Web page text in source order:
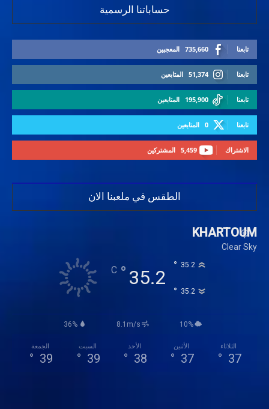
حساباتنا الرسمية
735,660 المعجبين تابعنا
51,374 المتابعين تابعنا
195,900 المتابعين تابعنا
0 المتابعين تابعنا
5,459 المشتركين الاشتراك
الطقس في ملعبنا الان
KHARTOUM
Clear Sky
35.2
°
C 35.2
°
35.2
°
36% 8.1m/s 10%
الجمعة
39
°
السبت
39
°
الأحد
38
°
الأثنين
37
°
الثلاثاء
37
°